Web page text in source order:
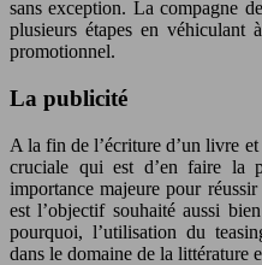
sans exception. La compagne
plusieurs étapes en véhiculant
promotionnel.
La publicité
A la fin de l’écriture d’un livre
cruciale qui est d’en faire la
importance majeure pour
est l’objectif souhaité aussi
pourquoi, l’utilisation du
dans le domaine de la littérature